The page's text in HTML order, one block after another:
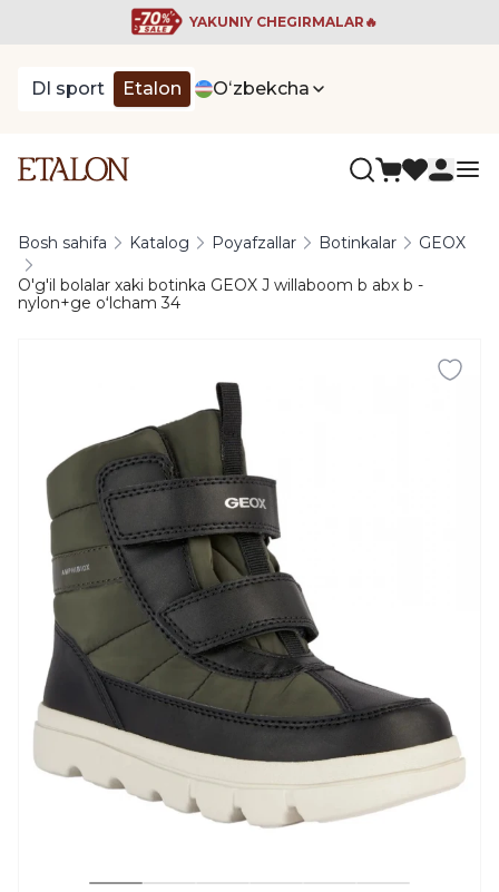
YAKUNIY CHEGIRMALAR🔥
DI sport Etalon Oʻzbekcha
Bosh sahifa Katalog Poyafzallar Botinkalar GEOX
O'g'il bolalar xaki botinka GEOX J willaboom b abx b -
nylon+ge oʻlcham 34